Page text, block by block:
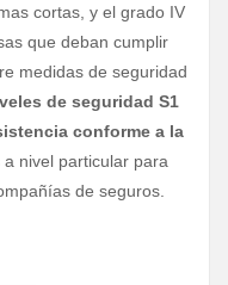
cortas, y el grado IV
que deban cumplir
medidas de seguridad
de seguridad S1
conforme a la
nivel particular para
de seguros.